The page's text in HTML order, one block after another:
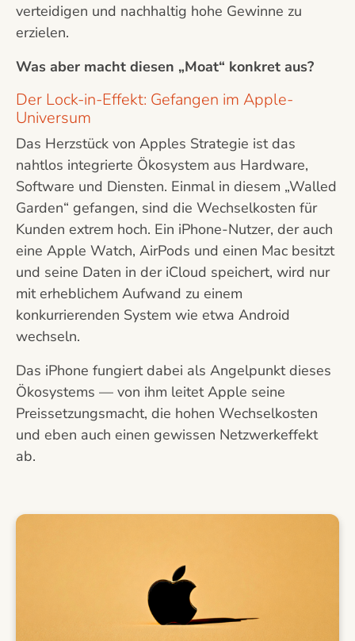
verteidigen und nachhaltig hohe Gewinne zu
erzielen.
Was aber macht diesen „Moat“ konkret aus?
Der Lock-in-Effekt: Gefangen im Apple-
Universum
Das Herzstück von Apples Strategie ist das
nahtlos integrierte Ökosystem aus Hardware,
Software und Diensten. Einmal in diesem „Walled
Garden“ gefangen, sind die Wechselkosten für
Kunden extrem hoch. Ein iPhone-Nutzer, der auch
eine Apple Watch, AirPods und einen Mac besitzt
und seine Daten in der iCloud speichert, wird nur
mit erheblichem Aufwand zu einem
konkurrierenden System wie etwa Android
wechseln.
Das iPhone fungiert dabei als Angelpunkt dieses
Ökosystems — von ihm leitet Apple seine
Preissetzungsmacht, die hohen Wechselkosten
und eben auch einen gewissen Netzwerkeffekt
ab.